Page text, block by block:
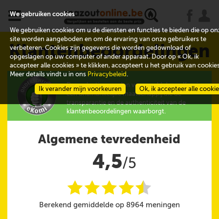
x
Klantenbeoordelingen
De evaluaties worden verzameld door eKomi,
een onafhankelijke maatschappij die de
transparantie en de authenticiteit van de
klantenbeoordelingen waarborgt.
Algemene tevredenheid
4,5/5
iiiii
@
Berekend gemiddelde op 8964 meningen
We gebruiken cookies
We gebruiken cookies om u de diensten en functies te bieden die op
site worden aangeboden en om de ervaring van onze gebruikers te
verbeteren. Cookies zijn gegevens die worden gedownload of
opgeslagen op uw computer of ander apparaat. Door op « Ok, ik
accepteer alle cookies » te klikken, accepteert u het gebruik van
Meer details vindt u in ons Privacybeleid .
Ok, ik accepteer alle
Ik verander mijn voorkeuren